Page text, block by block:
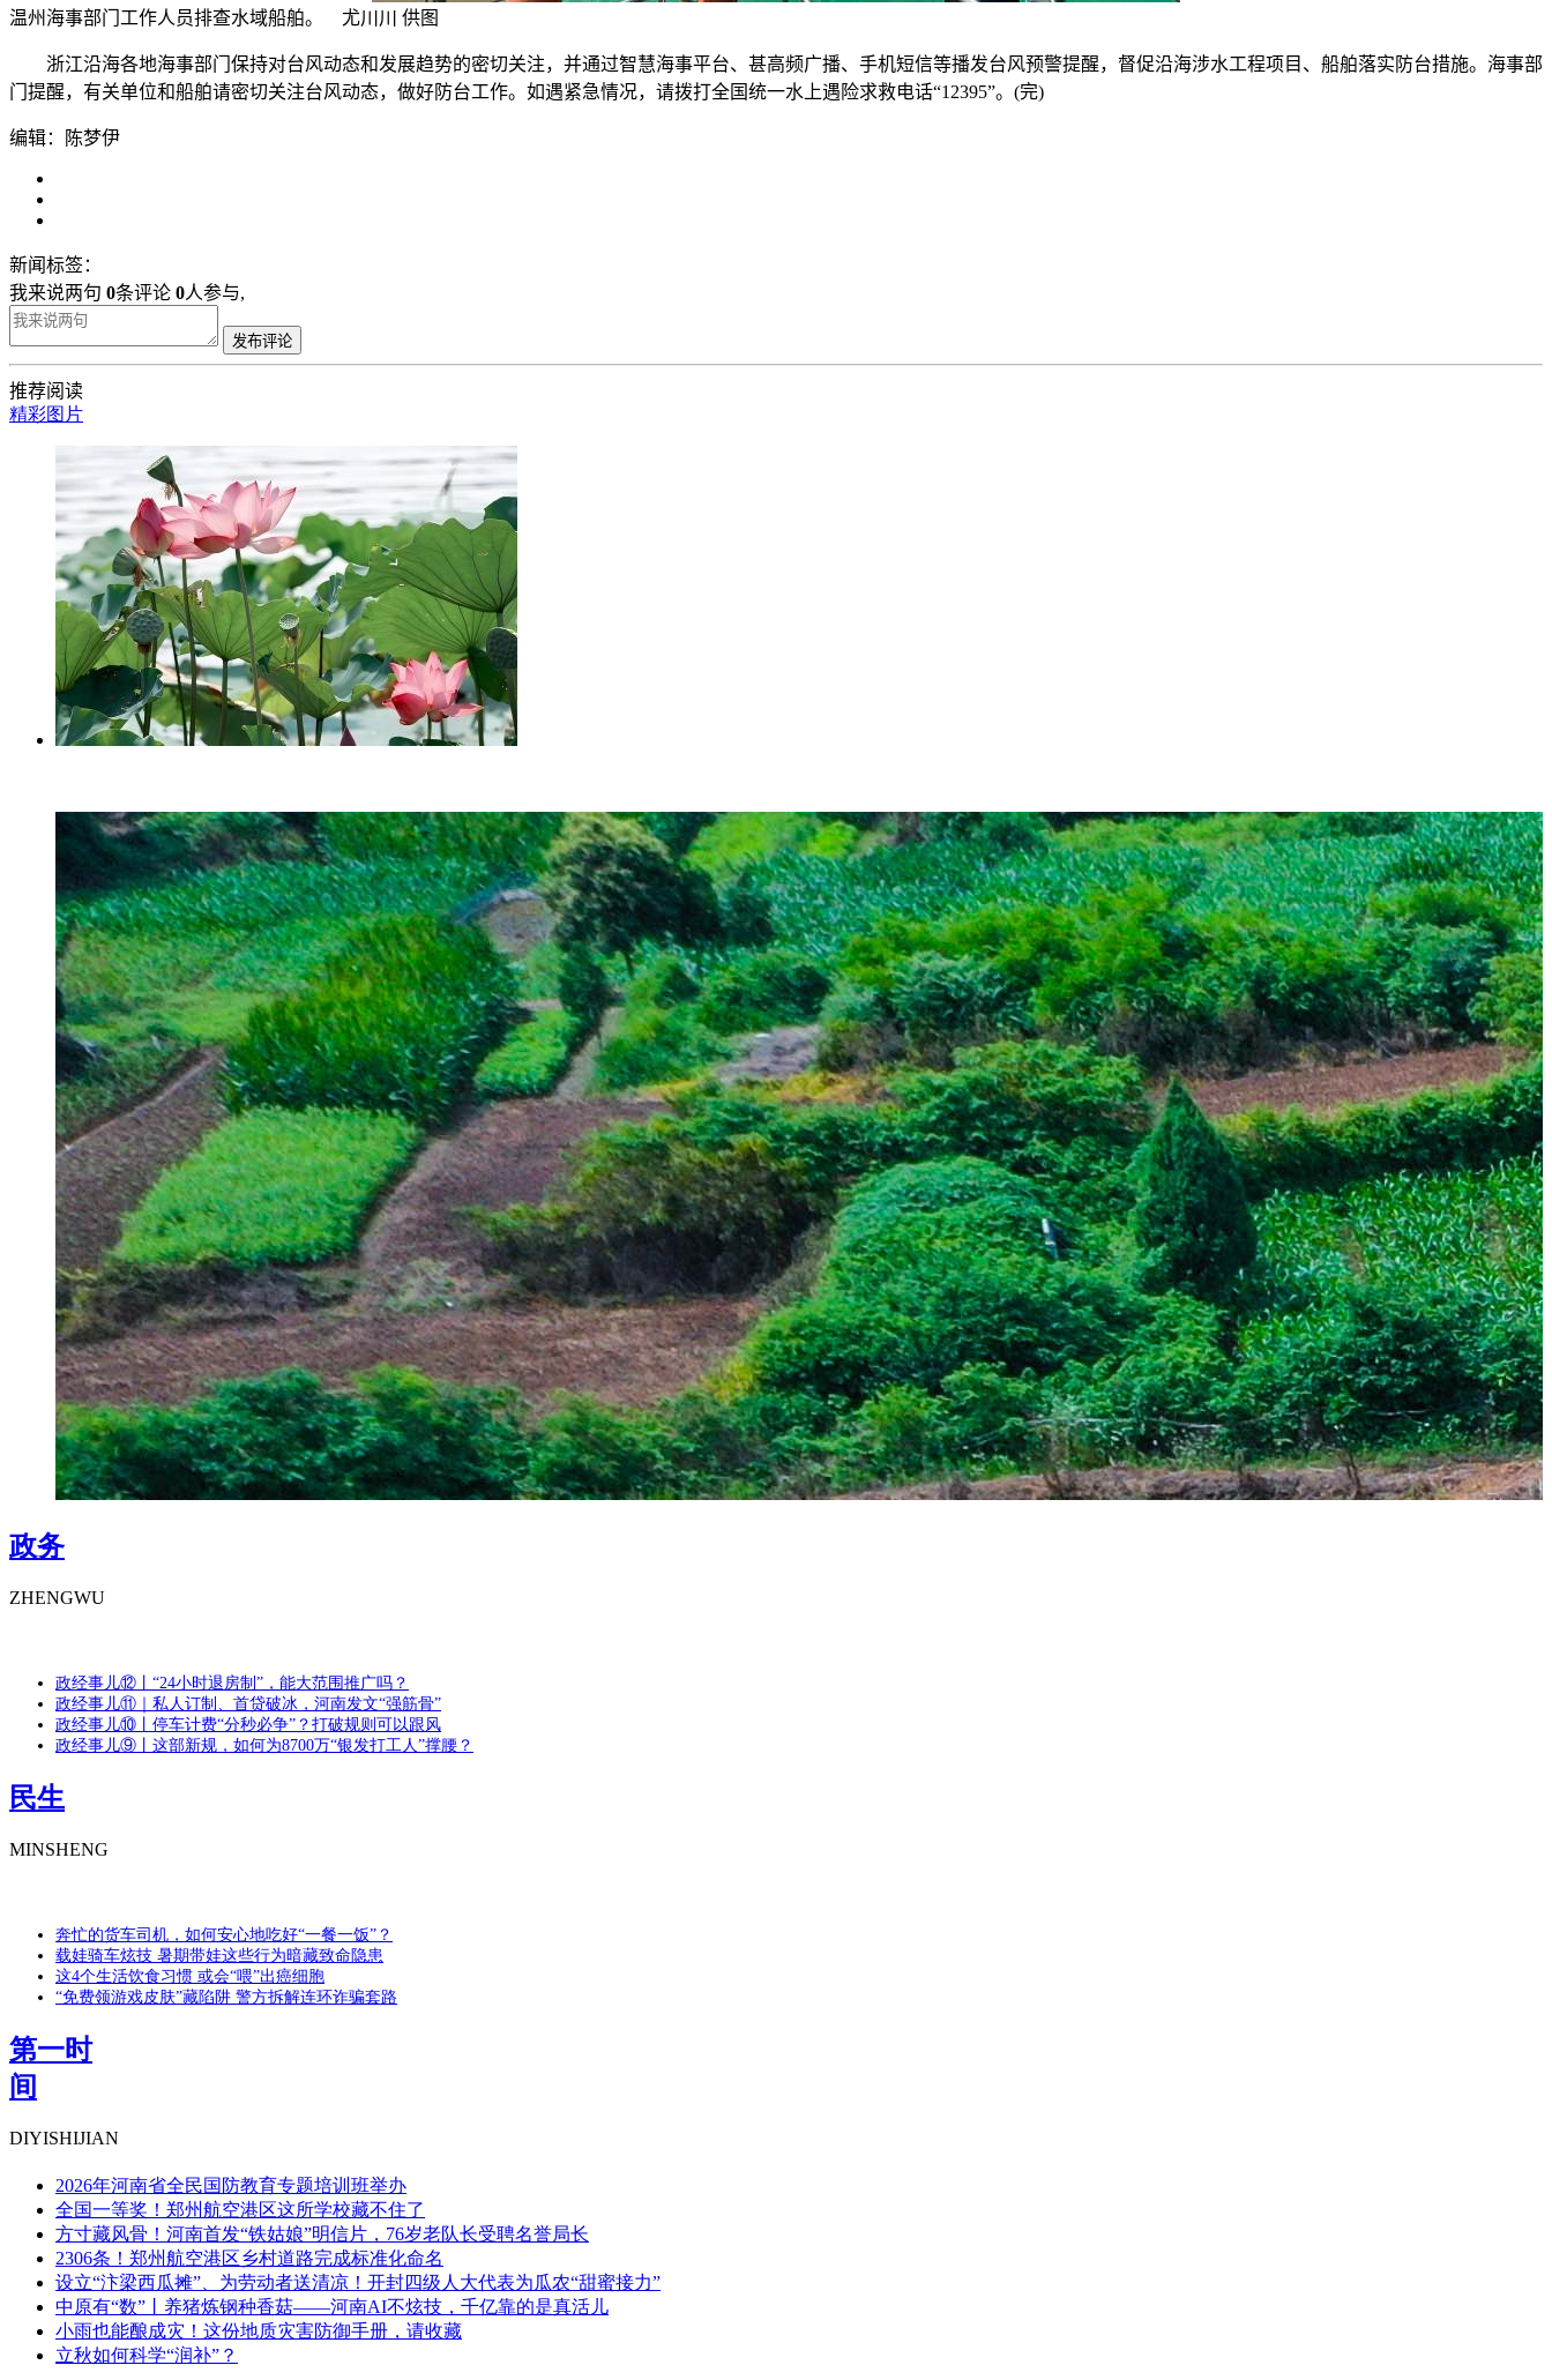
温州海事部门工作人员排查水域船舶。 尤川川 供图
浙江沿海各地海事部门保持对台风动态和发展趋势的密切关注，并通过智慧海事平台、甚高频广播、手机短信等播发台风预警提醒，督促沿海涉水工程项目、船舶落实防台措施。海事部
门提醒，有关单位和船舶请密切关注台风动态，做好防台工作。如遇紧急情况，请拨打全国统一水上遇险求救电话“12395”。(完)
编辑：陈梦伊
新闻标签：
我来说两句 0条评论 0人参与,
发布评论
推荐阅读